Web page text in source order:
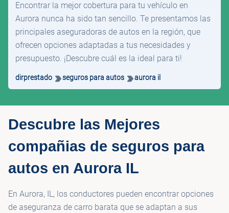
Encontrar la mejor cobertura para tu vehículo en
Aurora nunca ha sido tan sencillo. Te presentamos las
principales aseguradoras de autos en la región, que
ofrecen opciones adaptadas a tus necesidades y
presupuesto. ¡Descubre cuál es la ideal para ti!
dirprestado seguros para autos aurora il
Descubre las Mejores
compañias de seguros para
autos en Aurora IL
En Aurora, IL, los conductores pueden encontrar opciones
de aseguranza de carro barata que se adaptan a sus